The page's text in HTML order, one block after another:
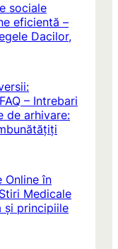
sociale
eficientă –
Dacilor,
– Intrebari
de arhivare:
Online în
Medicale
și principiile